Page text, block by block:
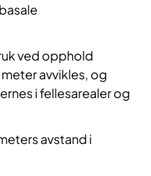
ved opphold
avvikles, og
i fellesarealer og
avstand i